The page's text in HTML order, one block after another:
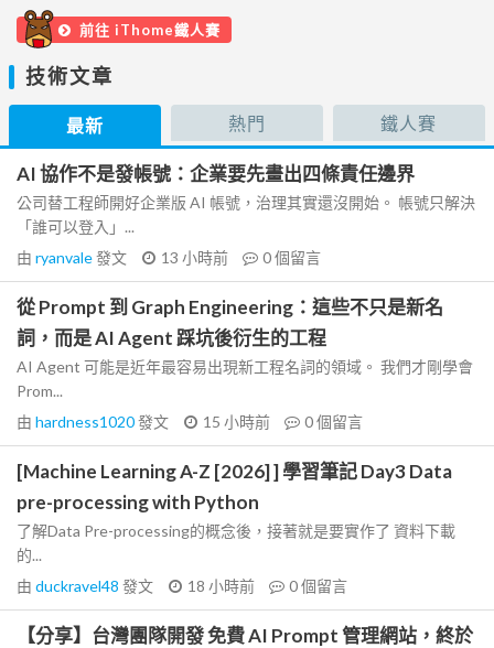
前往 iThome鐵人賽
技術文章
最新 熱門 鐵人賽
AI 協作不是發帳號：企業要先畫出四條責任邊界
公司替工程師開好企業版 AI 帳號，治理其實還沒開始。 帳號只解決
「誰可以登入」...
由 ryanvale發文 13 小時前 0個留言
從 Prompt 到 Graph Engineering：這些不只是新名
詞，而是 AI Agent 踩坑後衍生的工程
AI Agent 可能是近年最容易出現新工程名詞的領域。 我們才剛學會
Prom...
由 hardness1020發文 15 小時前 0個留言
[Machine Learning A-Z [2026] ] 學習筆記 Day3 Data
pre-processing with Python
了解Data Pre-processing的概念後，接著就是要實作了 資料下載
的...
由 duckravel48 發文 18 小時前 0個留言
【分享】台灣團隊開發 免費 AI Prompt 管理網站，終於